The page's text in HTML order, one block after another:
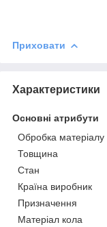
Приховати
Характеристики
Основні атрибути
Обробка матеріалу
Товщина
Стан
Країна виробник
Призначення
Матеріал кола